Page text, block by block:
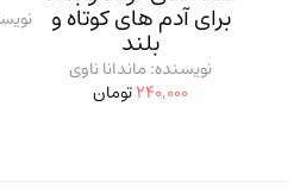
برای آدم های کوتاه و
بلند
نویسنده: ماندانا ناوی
240,000تومان